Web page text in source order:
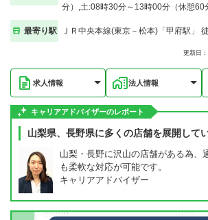
分）,土:08時30分～13時00分（休憩60
最寄り駅 ＪＲ中央本線(東京－松本)「甲府駅」
更新日
求人情報 法人情報
キャリアアドバイザーのレポート
山梨県、長野県に多くの店舗を展開して
山梨・長野に沢山の店舗がある為、
も柔軟な対応が可能です。
キャリアアドバイザー